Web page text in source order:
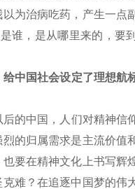
为治病吃药，产生一点
谁，是从哪里来的，要
中国社会设定了理想航
的中国，人们对精神信
的归属需求是主流价值
要在精神文化上书写辉
难？在追逐中国梦的伟